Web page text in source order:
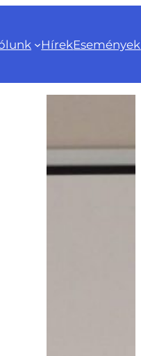
HírekEsemények